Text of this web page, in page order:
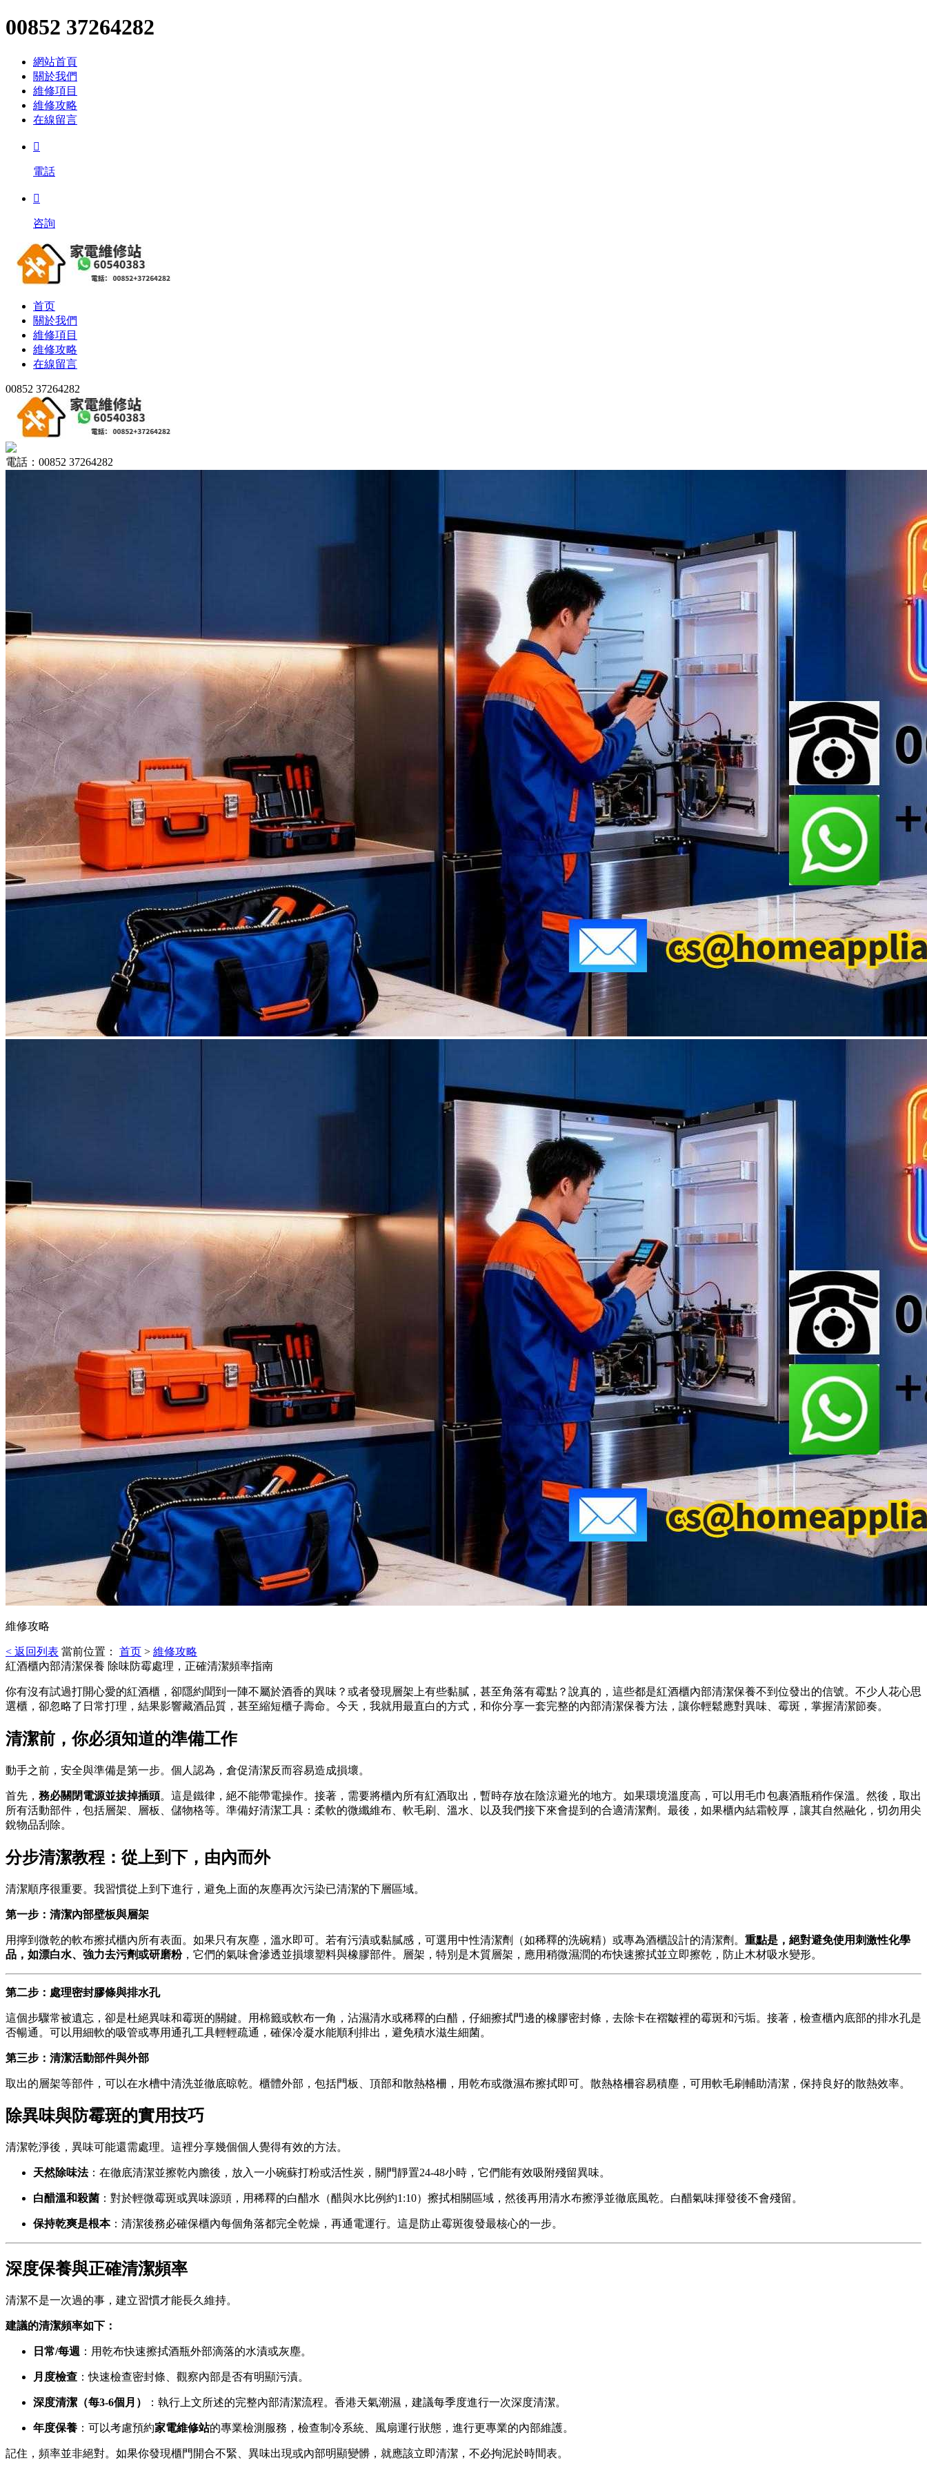
00852 37264282
網站首頁
關於我們
維修項目
維修攻略
在線留言

電話

咨詢
首页
關於我們
維修項目
維修攻略
在線留言
00852 37264282
電話：00852 37264282
維修攻略
< 返回列表 當前位置： 首页 > 維修攻略
紅酒櫃內部清潔保養 除味防霉處理，正確清潔頻率指南
你有沒有試過打開心愛的紅酒櫃，卻隱約聞到一陣不屬於酒香的異味？或者發現層架上有些黏膩，甚至角落有霉點？說真的，這些都是紅酒櫃內部清潔保養不到位發出的信號。不少人花心思
選櫃，卻忽略了日常打理，結果影響藏酒品質，甚至縮短櫃子壽命。今天，我就用最直白的方式，和你分享一套完整的內部清潔保養方法，讓你輕鬆應對異味、霉斑，掌握清潔節奏。
清潔前，你必須知道的準備工作
動手之前，安全與準備是第一步。個人認為，倉促清潔反而容易造成損壞。
首先， 務必關閉電源並拔掉插頭。這是鐵律，絕不能帶電操作。接著，需要將櫃內所有紅酒取出，暫時存放在陰涼避光的地方。如果環境溫度高，可以用毛巾包裹酒瓶稍作保溫。然後，取出
所有活動部件，包括層架、層板、儲物格等。準備好清潔工具：柔軟的微纖維布、軟毛刷、溫水、以及我們接下來會提到的合適清潔劑。最後，如果櫃內結霜較厚，讓其自然融化，切勿用尖
銳物品刮除。
分步清潔教程：從上到下，由內而外
清潔順序很重要。我習慣從上到下進行，避免上面的灰塵再次污染已清潔的下層區域。
第一步：清潔內部壁板與層架
用擰到微乾的軟布擦拭櫃內所有表面。如果只有灰塵，溫水即可。若有污漬或黏膩感，可選用中性清潔劑（如稀釋的洗碗精）或專為酒櫃設計的清潔劑。 重點是，絕對避免使用刺激性化學
品，如漂白水、強力去污劑或研磨粉，它們的氣味會滲透並損壞塑料與橡膠部件。層架，特別是木質層架，應用稍微濕潤的布快速擦拭並立即擦乾，防止木材吸水變形。
第二步：處理密封膠條與排水孔
這個步驟常被遺忘，卻是杜絕異味和霉斑的關鍵。用棉籤或軟布一角，沾濕清水或稀釋的白醋，仔細擦拭門邊的橡膠密封條，去除卡在褶皺裡的霉斑和污垢。接著，檢查櫃內底部的排水孔是
否暢通。可以用細軟的吸管或專用通孔工具輕輕疏通，確保冷凝水能順利排出，避免積水滋生細菌。
第三步：清潔活動部件與外部
取出的層架等部件，可以在水槽中清洗並徹底晾乾。櫃體外部，包括門板、頂部和散熱格柵，用乾布或微濕布擦拭即可。散熱格柵容易積塵，可用軟毛刷輔助清潔，保持良好的散熱效率。
除異味與防霉斑的實用技巧
清潔乾淨後，異味可能還需處理。這裡分享幾個個人覺得有效的方法。
天然除味法：在徹底清潔並擦乾內膽後，放入一小碗蘇打粉或活性炭，關門靜置24-48小時，它們能有效吸附殘留異味。
白醋溫和殺菌 ：對於輕微霉斑或異味源頭，用稀釋的白醋水（醋與水比例約1:10）擦拭相關區域，然後再用清水布擦淨並徹底風乾。白醋氣味揮發後不會殘留。
保持乾爽是根本：清潔後務必確保櫃內每個角落都完全乾燥，再通電運行。這是防止霉斑復發最核心的一步。
深度保養與正確清潔頻率
清潔不是一次過的事，建立習慣才能長久維持。
建議的清潔頻率如下：
日常/每週 ：用乾布快速擦拭酒瓶外部滴落的水漬或灰塵。
月度檢查 ：快速檢查密封條、觀察內部是否有明顯污漬。
深度清潔（每3-6個月） ：執行上文所述的完整內部清潔流程。香港天氣潮濕，建議每季度進行一次深度清潔。
年度保養 ：可以考慮預約家電維修站的專業檢測服務，檢查制冷系統、風扇運行狀態，進行更專業的內部維護。
記住，頻率並非絕對。如果你發現櫃門開合不緊、異味出現或內部明顯變髒，就應該立即清潔，不必拘泥於時間表。